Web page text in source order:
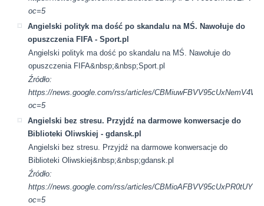
oc=5
Angielski polityk ma dość po skandalu na MŚ. Nawołuje do
opuszczenia FIFA - Sport.pl
Angielski polityk ma dość po skandalu na MŚ. Nawołuje do
opuszczenia FIFA&nbsp;&nbsp;Sport.pl
Źródło:
https://news.google.com/rss/articles/
oc=5
Angielski bez stresu. Przyjdź na darmowe konwersacje do
Biblioteki Oliwskiej - gdansk.pl
Angielski bez stresu. Przyjdź na darmowe konwersacje do
Biblioteki Oliwskiej&nbsp;&nbsp;gdansk.pl
Źródło:
https://news.google.com/rss/articles/
oc=5